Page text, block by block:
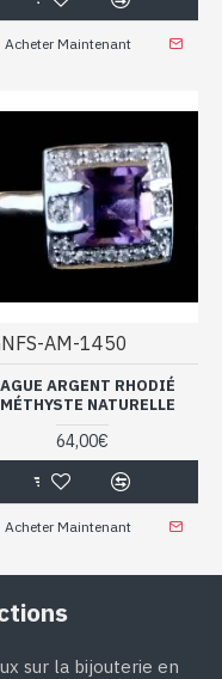
Acheter Maintenant
AM-1450
ARGENT RHODIÉ
NATURELLE
64,00€
Acheter Maintenant
sur la bijouterie en